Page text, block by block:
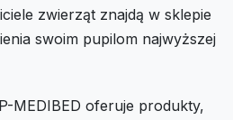
zwierząt znajdą w sklepie
swoim pupilom najwyższej
MEDIBED oferuje produkty,